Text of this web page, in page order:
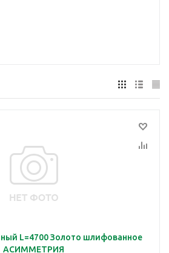
L=4700 Золото шлифованное
АСИММЕТРИЯ